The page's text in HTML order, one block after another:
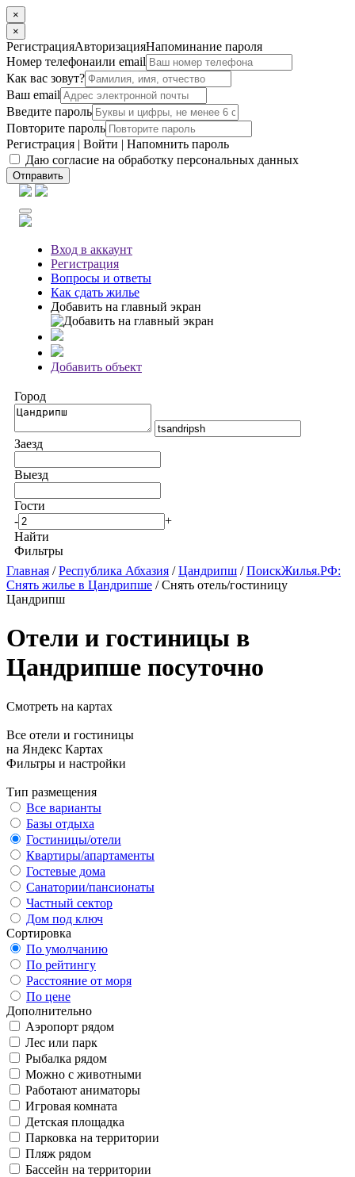
×
×
РегистрацияАвторизацияНапоминание пароля
Номер телефонаили email
Как вас зовут?
Ваш email
Введите пароль
Повторите пароль
Регистрация | Войти | Напомнить пароль
Даю согласие на обработку персональных данных
Отправить
Вход в аккаунт
Регистрация
Вопросы и ответы
Как сдать жилье
Добавить на главный экран
Добавить объект
Город
Заезд
Выезд
Гости
-
+
Найти
Фильтры
Главная /Республика Абхазия /Цандрипш /ПоискЖилья.РФ:
Снять жилье в Цандрипше / Снять отель/гостиницу
Цандрипш
Отели и гостиницы в
Цандрипше посуточно
Смотреть на картах
Все отели и гостиницы
на Яндекс Картах
Фильтры и настройки
Тип размещения
Все варианты
Базы отдыха
Гостиницы/отели
Квартиры/апартаменты
Гостевые дома
Санатории/пансионаты
Частный сектор
Дом под ключ
Сортировка
По умолчанию
По рейтингу
Расстояние от моря
По цене
Дополнительно
Аэропорт рядом
Лес или парк
Рыбалка рядом
Можно с животными
Работают аниматоры
Игровая комната
Детская площадка
Парковка на территории
Пляж рядом
Бассейн на территории